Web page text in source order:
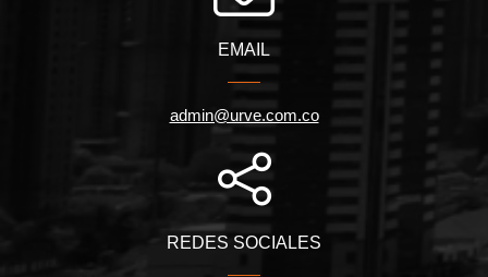
EMAIL
admin@urve.com.co
REDES SOCIALES